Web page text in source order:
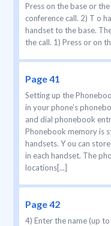
Press on the base or
conference call. 2) T o
handset to the base.
the call. 1) Press or on
Page 41
Setting up the
in your phone’s
and dial phonebook
Phonebook memory is
handsets. Y ou can
in each handset. The
locations[...]
Page 42
4) Enter the name (up